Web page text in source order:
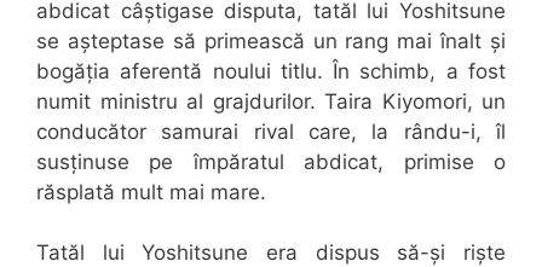
abdicat câștigase disputa, tatăl lui Yoshitsune
se așteptase să primească un rang mai înalt și
bogăția aferentă noului titlu. În schimb, a fost
numit ministru al grajdurilor. Taira Kiyomori, un
conducător samurai rival care, la rându-i, îl
susținuse pe împăratul abdicat, primise o
răsplată mult mai mare.
Tatăl lui Yoshitsune era dispus să-și riște